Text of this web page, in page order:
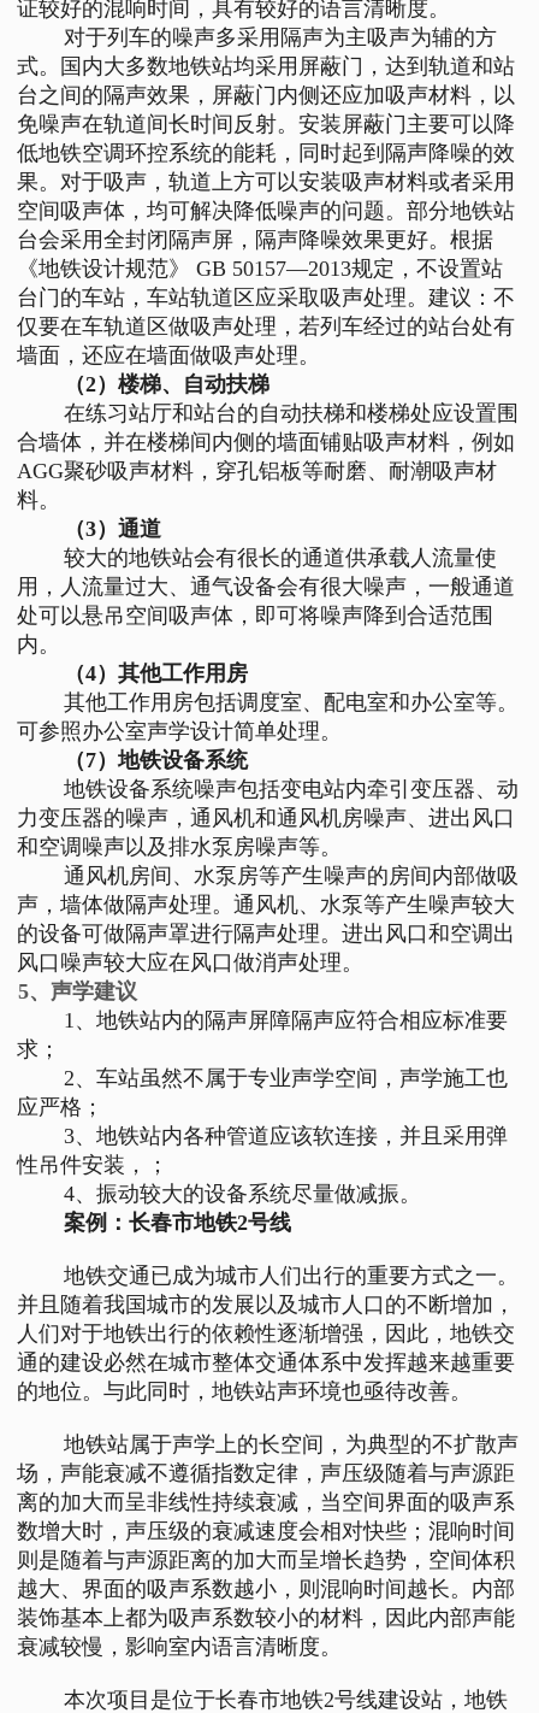
证较好的混响时间，具有较好的语言清晰度。
对于列车的噪声多采用隔声为主吸声为辅的方
式。国内大多数地铁站均采用屏蔽门，达到轨道和站
台之间的隔声效果，屏蔽门内侧还应加吸声材料，以
免噪声在轨道间长时间反射。安装屏蔽门主要可以降
低地铁空调环控系统的能耗，同时起到隔声降噪的效
果。对于吸声，轨道上方可以安装吸声材料或者采用
空间吸声体，均可解决降低噪声的问题。部分地铁站
台会采用全封闭隔声屏，隔声降噪效果更好。根据
《地铁设计规范》 GB 50157—2013规定，不设置站
台门的车站，车站轨道区应采取吸声处理。建议：不
仅要在车轨道区做吸声处理，若列车经过的站台处有
墙面，还应在墙面做吸声处理。
（2）楼梯、自动扶梯
在练习站厅和站台的自动扶梯和楼梯处应设置围
合墙体，并在楼梯间内侧的墙面铺贴吸声材料，例如
AGG聚砂吸声材料，穿孔铝板等耐磨、耐潮吸声材
料。
（3）通道
较大的地铁站会有很长的通道供承载人流量使
用，人流量过大、通气设备会有很大噪声，一般通道
处可以悬吊空间吸声体，即可将噪声降到合适范围
内。
（4）其他工作用房
其他工作用房包括调度室、配电室和办公室等。
可参照办公室声学设计简单处理。
（7）地铁设备系统
地铁设备系统噪声包括变电站内牵引变压器、动
力变压器的噪声，通风机和通风机房噪声、进出风口
和空调噪声以及排水泵房噪声等。
通风机房间、水泵房等产生噪声的房间内部做吸
声，墙体做隔声处理。通风机、水泵等产生噪声较大
的设备可做隔声罩进行隔声处理。进出风口和空调出
风口噪声较大应在风口做消声处理。
5、声学建议
1、地铁站内的隔声屏障隔声应符合相应标准要
求；
2、车站虽然不属于专业声学空间，声学施工也
应严格；
3、地铁站内各种管道应该软连接，并且采用弹
性吊件安装，；
4、振动较大的设备系统尽量做减振。
案例：长春市地铁2号线
地铁交通已成为城市人们出行的重要方式之一。
并且随着我国城市的发展以及城市人口的不断增加，
人们对于地铁出行的依赖性逐渐增强，因此，地铁交
通的建设必然在城市整体交通体系中发挥越来越重要
的地位。与此同时，地铁站声环境也亟待改善。
地铁站属于声学上的长空间，为典型的不扩散声
场，声能衰减不遵循指数定律，声压级随着与声源距
离的加大而呈非线性持续衰减，当空间界面的吸声系
数增大时，声压级的衰减速度会相对快些；混响时间
则是随着与声源距离的加大而呈增长趋势，空间体积
越大、界面的吸声系数越小，则混响时间越长。内部
装饰基本上都为吸声系数较小的材料，因此内部声能
衰减较慢，影响室内语言清晰度。
本次项目是位于长春市地铁2号线建设站，地铁